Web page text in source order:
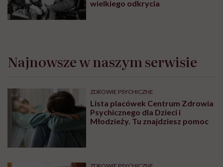
wielkiego odkrycia
Najnowsze w naszym serwisie
ZDROWIE PSYCHICZNE
Lista placówek Centrum Zdrowia
Psychicznego dla Dzieci i
Młodzieży. Tu znajdziesz pomoc